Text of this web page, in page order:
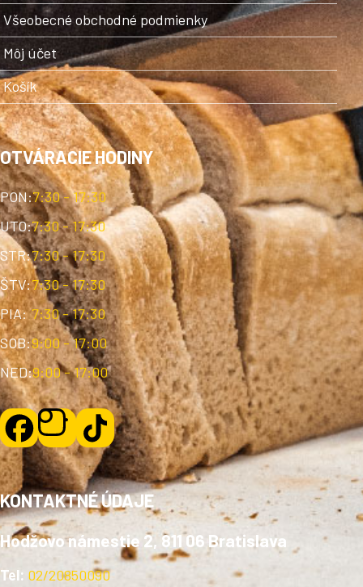
Všeobecné obchodné podmienky
Môj účet
Košík
OTVÁRACIE HODINY
PON:7:30 - 17:30
UTO:7:30 - 17:30
STR:7:30 - 17:30
ŠTV:7:30 - 17:30
PIA: 7:30 - 17:30
SOB:9:00 - 17:00
NED:9:00 - 17:00
KONTAKTNÉ ÚDAJE
Hodžovo námestie 2, 811 06 Bratislava
Tel: 02/20850090